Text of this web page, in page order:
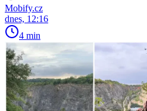
Mobify.cz
dnes, 12:16
4 min